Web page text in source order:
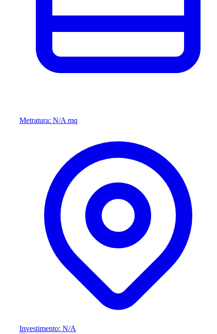
Metratura: N/A mq
Investimento: N/A